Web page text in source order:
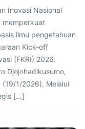
Inovasi Nasional
memperkuat
ilmu pengetahuan
Kick-off
(FKRI) 2026.
Djojohadikusumo,
1/2026). Melalui
[…]